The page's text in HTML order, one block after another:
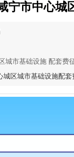
宁市中心
城市基础设施 配套费
区城市基础设施配